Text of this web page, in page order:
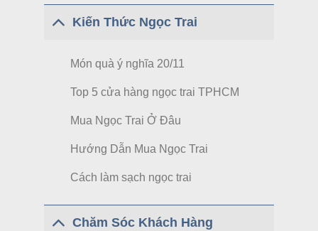
Kiến Thức Ngọc Trai
Món quà ý nghĩa 20/11
Top 5 cửa hàng ngọc trai TPHCM
Mua Ngọc Trai Ở Đâu
Hướng Dẫn Mua Ngọc Trai
Cách làm sạch ngọc trai
Chăm Sóc Khách Hàng